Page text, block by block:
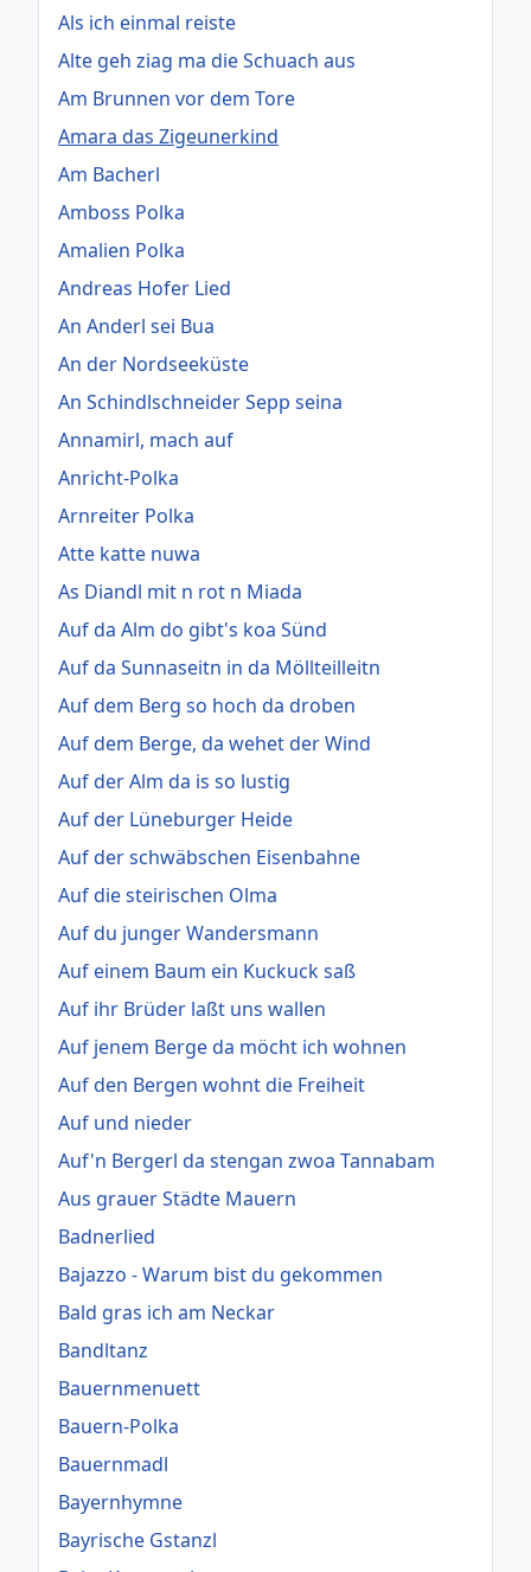
Als ich einmal reiste
Alte geh ziag ma die Schuach aus
Am Brunnen vor dem Tore
Amara das Zigeunerkind
Am Bacherl
Amboss Polka
Amalien Polka
Andreas Hofer Lied
An Anderl sei Bua
An der Nordseeküste
An Schindlschneider Sepp seina
Annamirl, mach auf
Anricht-Polka
Arnreiter Polka
Atte katte nuwa
As Diandl mit n rot n Miada
Auf da Alm do gibt's koa Sünd
Auf da Sunnaseitn in da Möllteilleitn
Auf dem Berg so hoch da droben
Auf dem Berge, da wehet der Wind
Auf der Alm da is so lustig
Auf der Lüneburger Heide
Auf der schwäbschen Eisenbahne
Auf die steirischen Olma
Auf du junger Wandersmann
Auf einem Baum ein Kuckuck saß
Auf ihr Brüder laßt uns wallen
Auf jenem Berge da möcht ich wohnen
Auf den Bergen wohnt die Freiheit
Auf und nieder
Auf'n Bergerl da stengan zwoa Tannabam
Aus grauer Städte Mauern
Badnerlied
Bajazzo - Warum bist du gekommen
Bald gras ich am Neckar
Bandltanz
Bauernmenuett
Bauern-Polka
Bauernmadl
Bayernhymne
Bayrische Gstanzl